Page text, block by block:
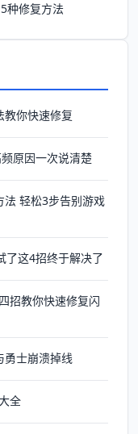
种修复方法
教你快速修复
原因一次说清楚
轻松3步告别游戏
了这4招终于解决了
招教你快速修复闪
勇士崩溃掉线
全